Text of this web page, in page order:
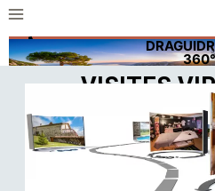
06 45 82 52 96
360°
VISITES